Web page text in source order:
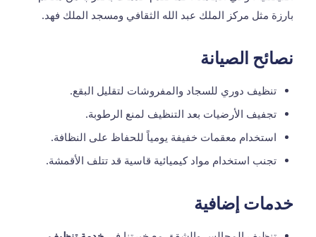
بارزة مثل مركز الملك عبد الله الثقافي ومسجد الملك فهد.
نصائح الصيانة
تنظيف دوري للسجاد والمفروشات لتقليل البقع.
تجفيف الأرضيات بعد التنظيف لمنع الرطوبة.
استخدام معقمات خفيفة يومياً للحفاظ على النظافة.
تجنب استخدام مواد كيميائية قاسية قد تتلف الأقمشة.
خدمات إضافية